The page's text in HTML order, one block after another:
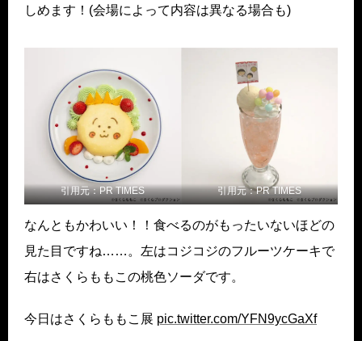
しめます！(会場によって内容は異なる場合も)
引用元：PR TIMES 引用元：PR TIMES
なんともかわいい！！食べるのがもったいないほどの
見た目ですね……。左はコジコジのフルーツケーキで
右はさくらももこの桃色ソーダです。
今日はさくらももこ展 pic.twitter.com/YFN9ycGaXf